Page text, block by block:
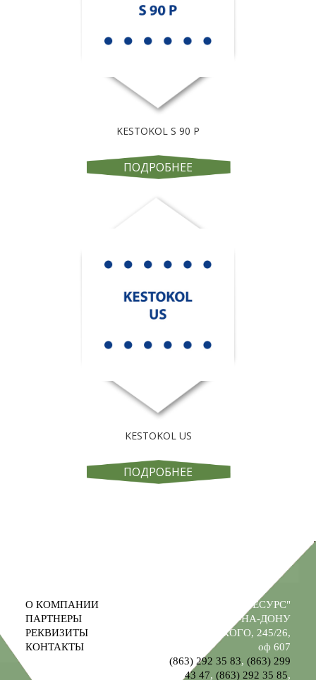
KESTOKOL S 90 P
ПОДРОБНЕЕ
KESTOKOL US
ПОДРОБНЕЕ
О КОМПАНИИ
ПАРТНЕРЫ
РЕКВИЗИТЫ
КОНТАКТЫ
ООО "ПРОМРЕСУРС"
РОСТОВ-НА-ДОНУ
УЛ. М. ГОРЬКОГО, 245/26,
оф 607
(863) 292 35 83,(863) 299
43 47,(863) 292 35 85,